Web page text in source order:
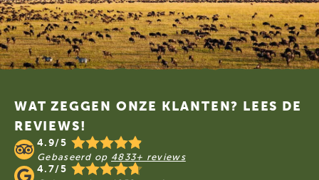
WAT ZEGGEN ONZE KLANTEN? LEES DE
REVIEWS!
4.9/5
Gebaseerd op 4833+ reviews
4.7/5